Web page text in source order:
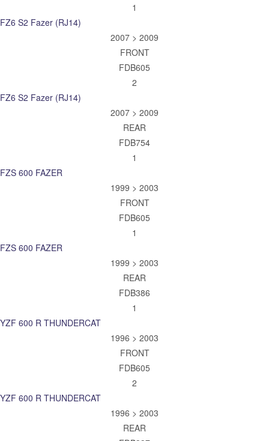
1
FZ6 S2 Fazer (RJ14)
2007 > 2009
FRONT
FDB605
2
FZ6 S2 Fazer (RJ14)
2007 > 2009
REAR
FDB754
1
FZS 600 FAZER
1999 > 2003
FRONT
FDB605
1
FZS 600 FAZER
1999 > 2003
REAR
FDB386
1
YZF 600 R THUNDERCAT
1996 > 2003
FRONT
FDB605
2
YZF 600 R THUNDERCAT
1996 > 2003
REAR